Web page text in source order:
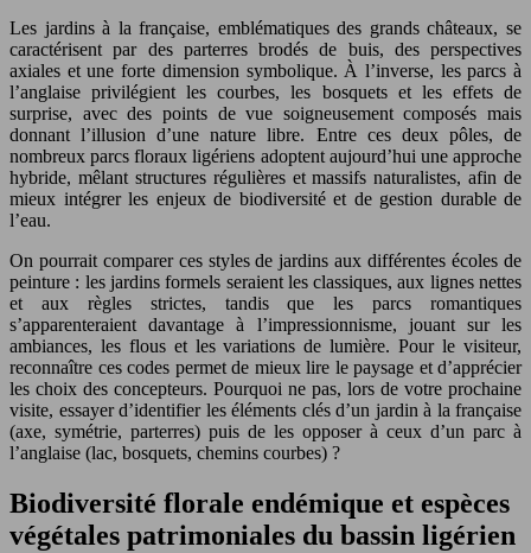
Les jardins à la française, emblématiques des grands châteaux, se
caractérisent par des parterres brodés de buis, des perspectives
axiales et une forte dimension symbolique. À l’inverse, les parcs à
l’anglaise privilégient les courbes, les bosquets et les effets de
surprise, avec des points de vue soigneusement composés mais
donnant l’illusion d’une nature libre. Entre ces deux pôles, de
nombreux parcs floraux ligériens adoptent aujourd’hui une approche
hybride, mêlant structures régulières et massifs naturalistes, afin de
mieux intégrer les enjeux de biodiversité et de gestion durable de
l’eau.
On pourrait comparer ces styles de jardins aux différentes écoles de
peinture : les jardins formels seraient les classiques, aux lignes nettes
et aux règles strictes, tandis que les parcs romantiques
s’apparenteraient davantage à l’impressionnisme, jouant sur les
ambiances, les flous et les variations de lumière. Pour le visiteur,
reconnaître ces codes permet de mieux lire le paysage et d’apprécier
les choix des concepteurs. Pourquoi ne pas, lors de votre prochaine
visite, essayer d’identifier les éléments clés d’un jardin à la française
(axe, symétrie, parterres) puis de les opposer à ceux d’un parc à
l’anglaise (lac, bosquets, chemins courbes) ?
Biodiversité florale endémique et espèces
végétales patrimoniales du bassin ligérien